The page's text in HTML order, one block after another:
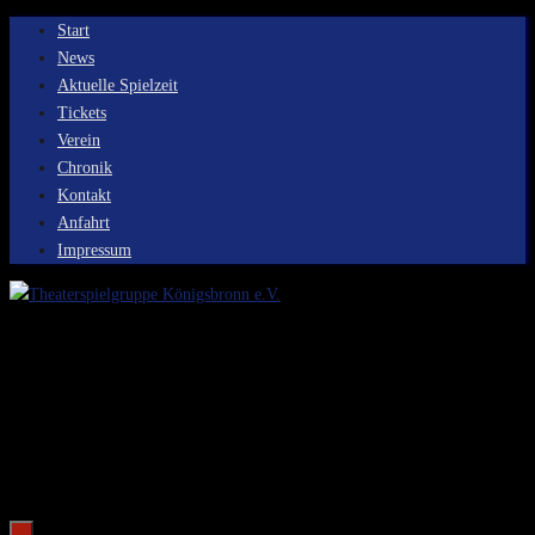
Zum
Inhalt
springen
Start
News
Aktuelle Spielzeit
Tickets
Verein
Chronik
Kontakt
Anfahrt
Impressum